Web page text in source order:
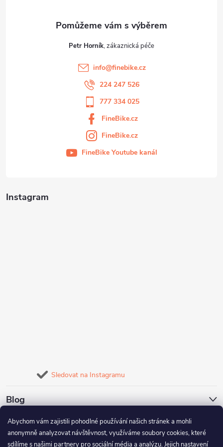
Abychom vám zajistili pohodlné používání našich stránek a mohli
anonymně analyzovat návštěvnost, využíváme soubory cookies, které
sdílíme s našimi partnery pro sociální média a analýzu. Jejich nastavení
Instagram
Sledovat na Instagramu
Blog
Naše služby
Petr Horník
info@finebike.cz
224 247 526
777 334 025
FineBike.cz
FineBike.cz
FineBike Youtube kanál